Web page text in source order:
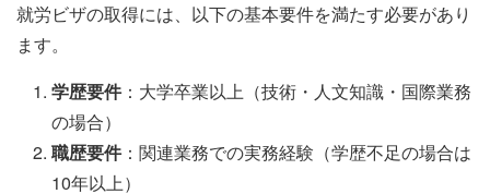
就労ビザの取得には、以下の基本要件を満たす必要があり
ます。
学歴要件：大学卒業以上（技術・人文知識・国際業務
の場合）
職歴要件：関連業務での実務経験（学歴不足の場合は
10年以上）